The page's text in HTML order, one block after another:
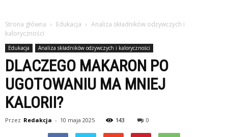
Strona główna Edukacja
Analiza składników odżywczych i
kaloryczności
Edukacja Analiza składników odżywczych i kaloryczności
DLACZEGO MAKARON PO
UGOTOWANIU MA MNIEJ
KALORII?
Przez Redakcja - 10 maja 2025 143 0